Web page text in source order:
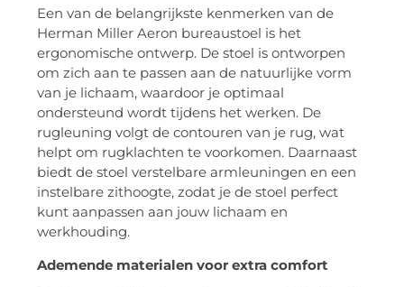
Een van de belangrijkste kenmerken van de
Herman Miller Aeron bureaustoel is het
ergonomische ontwerp. De stoel is ontworpen
om zich aan te passen aan de natuurlijke vorm
van je lichaam, waardoor je optimaal
ondersteund wordt tijdens het werken. De
rugleuning volgt de contouren van je rug, wat
helpt om rugklachten te voorkomen. Daarnaast
biedt de stoel verstelbare armleuningen en een
instelbare zithoogte, zodat je de stoel perfect
kunt aanpassen aan jouw lichaam en
werkhouding.
Ademende materialen voor extra comfort